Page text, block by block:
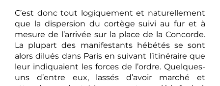
C’est donc tout logiquement et naturellement
que la dispersion du cortège suivi au fur et à
mesure de l’arrivée sur la place de la Concorde.
La plupart des manifestants hébétés se sont
alors dilués dans Paris en suivant l’itinéraire que
leur indiquaient les forces de l’ordre. Quelques-
uns d’entre eux, lassés d’avoir marché et